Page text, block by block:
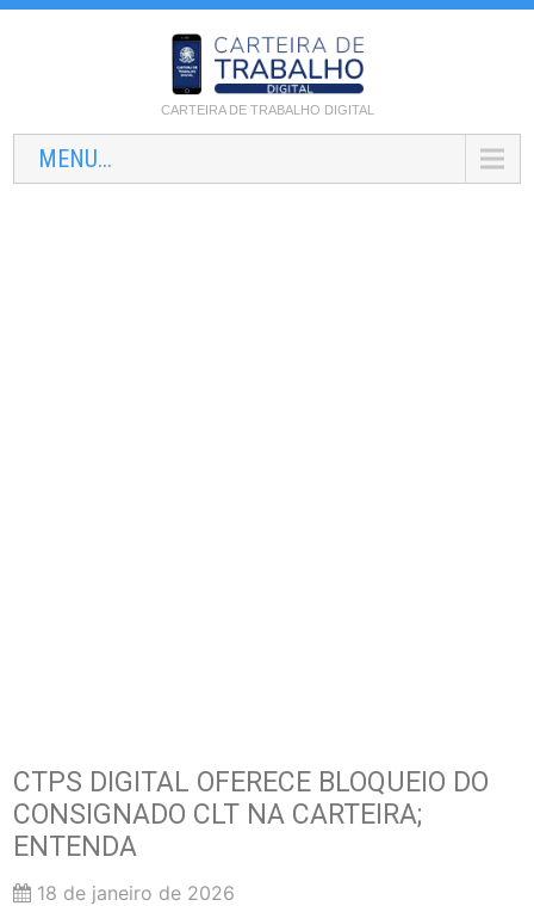
CARTEIRA DE TRABALHO DIGITAL
MENU...
CTPS DIGITAL OFERECE BLOQUEIO DO
CONSIGNADO CLT NA CARTEIRA;
ENTENDA
18 de janeiro de 2026